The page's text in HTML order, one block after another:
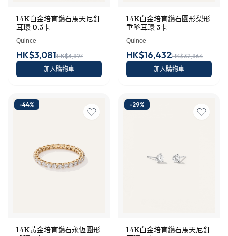
14K白金培育鑽石馬天尼釘
耳環 0.5卡
Quince
HK$3,081HK$3,897
加入購物車
14K白金培育鑽石圓形梨形
垂墜耳環 3卡
Quince
HK$16,432HK$32,864
加入購物車
-44%
14K黃金培育鑽石永恆圓形
-29%
14K白金培育鑽石馬天尼釘